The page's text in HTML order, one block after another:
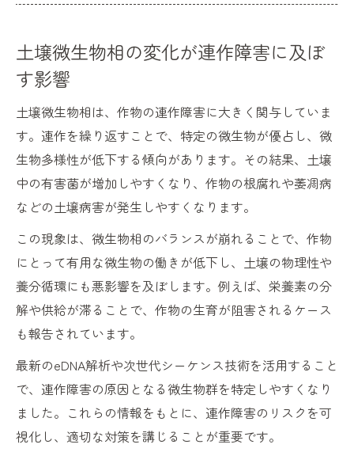
土壌微生物相の変化が連作障害に及ぼ
す影響
土壌微生物相は、作物の連作障害に大きく関与していま
す。連作を繰り返すことで、特定の微生物が優占し、微
生物多様性が低下する傾向があります。その結果、土壌
中の有害菌が増加しやすくなり、作物の根腐れや萎凋病
などの土壌病害が発生しやすくなります。
この現象は、微生物相のバランスが崩れることで、作物
にとって有用な微生物の働きが低下し、土壌の物理性や
養分循環にも悪影響を及ぼします。例えば、栄養素の分
解や供給が滞ることで、作物の生育が阻害されるケース
も報告されています。
最新のeDNA解析や次世代シーケンス技術を活用すること
で、連作障害の原因となる微生物群を特定しやすくなり
ました。これらの情報をもとに、連作障害のリスクを可
視化し、適切な対策を講じることが重要です。